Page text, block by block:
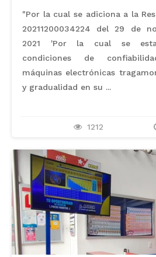
"Por la cual se adiciona a la
20211200034224 del 29 de
2021 'Por la cual se
condiciones de
máquinas electrónicas
y gradualidad en su ...
1212